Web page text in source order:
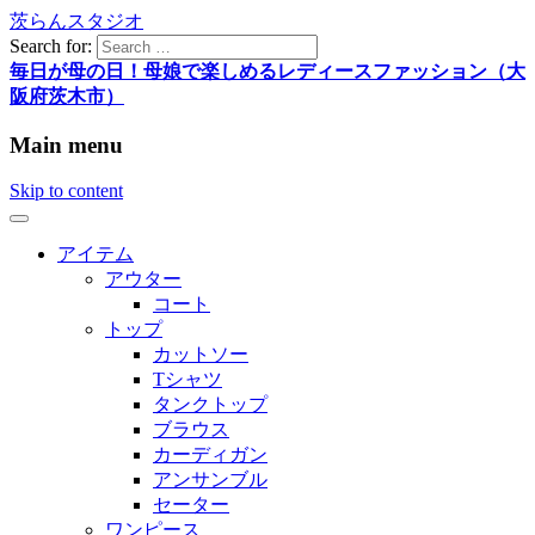
茨らんスタジオ
Search for:
毎日が母の日！母娘で楽しめるレディースファッション（大
阪府茨木市）
Main menu
Skip to content
アイテム
アウター
コート
トップ
カットソー
Tシャツ
タンクトップ
ブラウス
カーディガン
アンサンブル
セーター
ワンピース